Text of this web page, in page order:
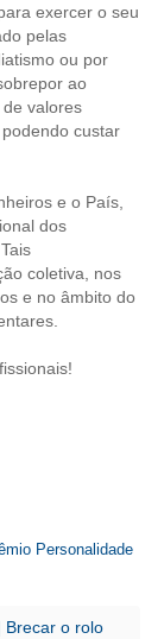
exercer o seu
pelas
ou por
ao
valores
custar
e o País,
dos
coletiva, nos
e no âmbito do
Personalidade
Brecar o rolo